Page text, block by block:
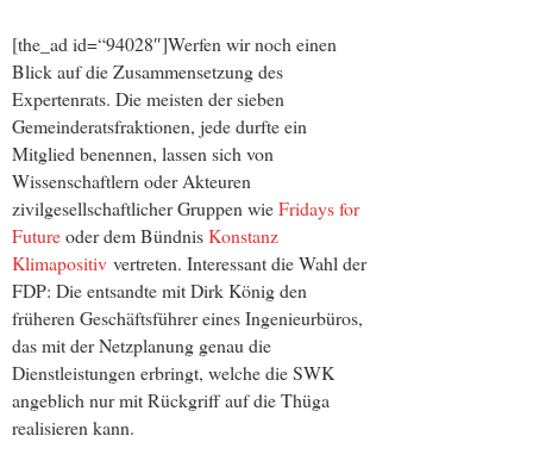
[the_ad id=“94028″]Werfen wir noch einen
Blick auf die Zusammensetzung des
Expertenrats. Die meisten der sieben
Gemeinderatsfraktionen, jede durfte ein
Mitglied benennen, lassen sich von
Wissenschaftlern oder Akteuren
zivilgesellschaftlicher Gruppen wieFridays for
Futureoder dem BündnisKonstanz
Klimapositiv vertreten. Interessant die Wahl der
FDP: Die entsandte mit Dirk König den
früheren Geschäftsführer eines Ingenieurbüros,
das mit der Netzplanung genau die
Dienstleistungen erbringt, welche die SWK
angeblich nur mit Rückgriff auf die Thüga
realisieren kann.